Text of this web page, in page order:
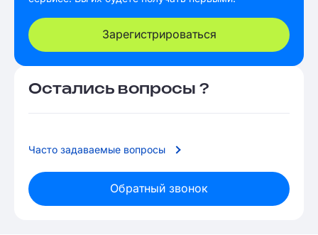
Зарегистрироваться
Остались вопросы ?
Часто задаваемые вопросы
Обратный звонок